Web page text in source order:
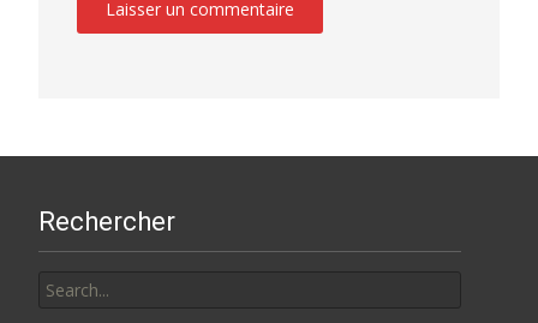
Rechercher
for: